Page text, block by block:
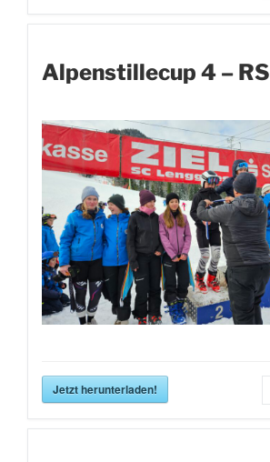
Alpenstillecup 4 – RS
Jetzt herunterladen!